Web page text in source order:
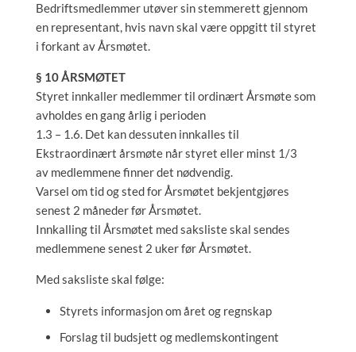
Bedriftsmedlemmer utøver sin stemmerett gjennom
en representant, hvis navn skal være oppgitt til styret
i forkant av Årsmøtet.
§ 10 ÅRSMØTET
Styret innkaller medlemmer til ordinært Årsmøte som
avholdes en gang årlig i perioden
1.3 – 1.6. Det kan dessuten innkalles til
Ekstraordinært årsmøte når styret eller minst 1/3
av medlemmene finner det nødvendig.
Varsel om tid og sted for Årsmøtet bekjentgjøres
senest 2 måneder før Årsmøtet.
Innkalling til Årsmøtet med saksliste skal sendes
medlemmene senest 2 uker før Årsmøtet.
Med saksliste skal følge:
Styrets informasjon om året og regnskap
Forslag til budsjett og medlemskontingent